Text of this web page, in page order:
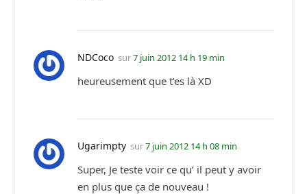
NDCoco sur7 juin 2012 14 h 19 min
heureusement que t’es là XD
Ugarimpty sur7 juin 2012 14 h 08 min
Super, Je teste voir ce qu’ il peut y avoir
en plus que ça de nouveau !